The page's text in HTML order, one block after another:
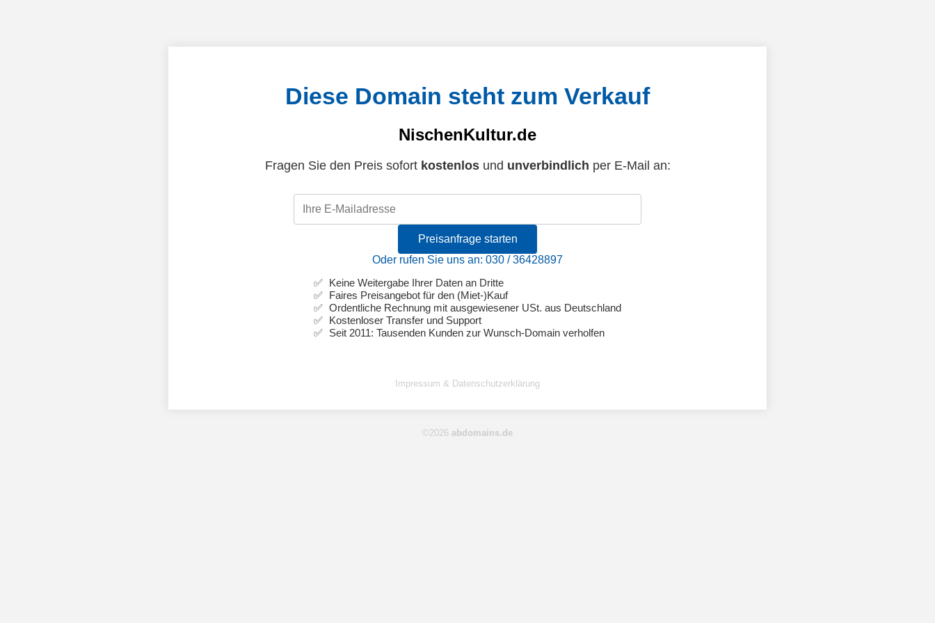
Diese Domain steht zum Verkauf
NischenKultur.de
Fragen Sie den Preis sofort kostenlosund unverbindlich per E-Mail an:
Preisanfrage starten
Oder rufen Sie uns an: 030 / 36428897
Keine Weitergabe Ihrer Daten an Dritte
Faires Preisangebot für den (Miet-)Kauf
Ordentliche Rechnung mit ausgewiesener USt. aus Deutschland
Kostenloser Transfer und Support
Seit 2011: Tausenden Kunden zur Wunsch-Domain verholfen
Impressum & Datenschutzerklärung
©2026 abdomains.de